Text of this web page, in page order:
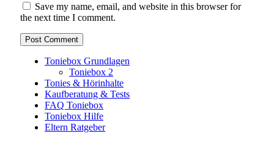
Save my name, email, and website in this browser for
the next time I comment.
Toniebox Grundlagen
Toniebox 2
Tonies & Hörinhalte
Kaufberatung & Tests
FAQ Toniebox
Toniebox Hilfe
Eltern Ratgeber